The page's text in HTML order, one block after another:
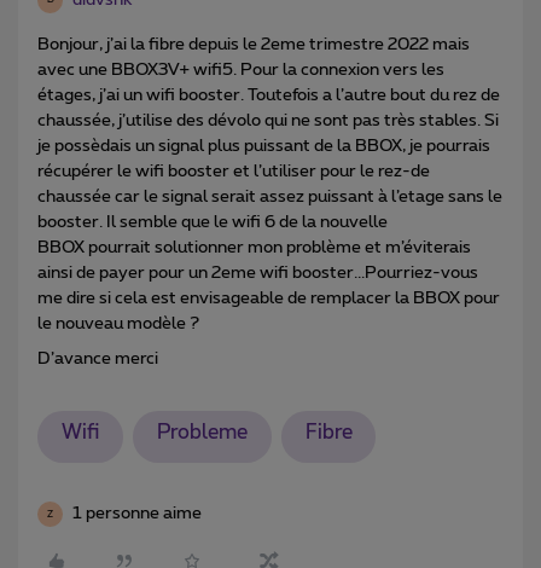
Bonjour, j’ai la fibre depuis le 2eme trimestre 2022 mais
avec une BBOX3V+ wifi5. Pour la connexion vers les
étages, j’ai un wifi booster. Toutefois a l’autre bout du rez de
chaussée, j’utilise des dévolo qui ne sont pas très stables. Si
je possèdais un signal plus puissant de la BBOX, je pourrais
récupérer le wifi booster et l’utiliser pour le rez-de
chaussée car le signal serait assez puissant à l’etage sans le
booster. Il semble que le wifi 6 de la nouvelle
BBOX pourrait solutionner mon problème et m’éviterais
ainsi de payer pour un 2eme wifi booster...Pourriez-vous
me dire si cela est envisageable de remplacer la BBOX pour
le nouveau modèle ?
D’avance merci
Wifi Probleme Fibre
Z 1 personne aime